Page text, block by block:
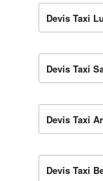
Devis Taxi
Devis Taxi
Devis Taxi
Devis Taxi